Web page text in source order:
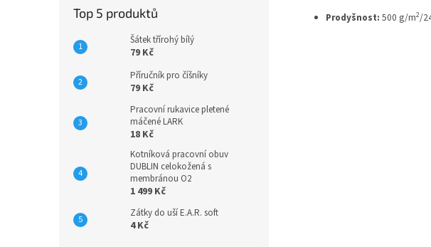
Top 5 produktů
Šátek třírohý bílý
79 Kč
Příručník pro číšníky
79 Kč
Pracovní rukavice pletené
máčené LARK
18 Kč
Kotníková pracovní obuv
DUBLIN celokožená s
membránou O2
1 499 Kč
Zátky do uší E.A.R. soft
4 Kč
Prodyšnost: 500 g/m2/